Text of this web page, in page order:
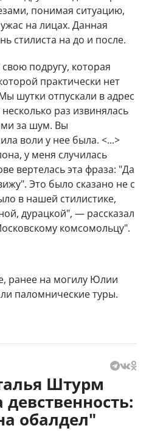
понимая ситуацию,
на лицах. Данная
стилиста на до и после.
подругу, которая
практически нет
шутки отпускали в адрес
раз извинялась
за шум. Вы
воли у нее была. <...>
у меня случилась
вертелась эта фраза: "Да
Это было сказано не с
в нашей стилистике,
дурацкой", — рассказал
комсомольцу".
ранее на могилу Юлии
паломнические туры.
Штурм
обалдел"